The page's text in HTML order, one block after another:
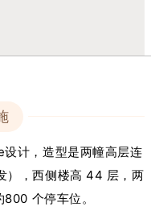
计，造型是两幢高层连
），西侧楼高 44 层，两
个停车位。